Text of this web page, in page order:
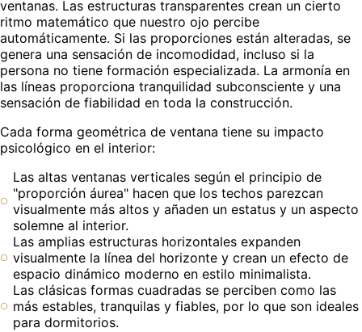
ventanas. Las estructuras transparentes crean un cierto
ritmo matemático que nuestro ojo percibe
automáticamente. Si las proporciones están alteradas, se
genera una sensación de incomodidad, incluso si la
persona no tiene formación especializada. La armonía en
las líneas proporciona tranquilidad subconsciente y una
sensación de fiabilidad en toda la construcción.
Cada forma geométrica de ventana tiene su impacto
psicológico en el interior:
Las altas ventanas verticales según el principio de
"proporción áurea" hacen que los techos parezcan
visualmente más altos y añaden un estatus y un aspecto
solemne al interior.
Las amplias estructuras horizontales expanden
visualmente la línea del horizonte y crean un efecto de
espacio dinámico moderno en estilo minimalista.
Las clásicas formas cuadradas se perciben como las
más estables, tranquilas y fiables, por lo que son ideales
para dormitorios.